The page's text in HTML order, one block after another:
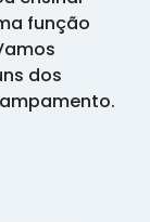
função
dos